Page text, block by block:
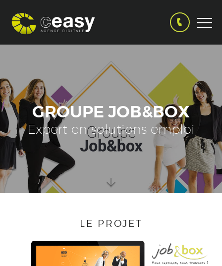
GROUPE JOB&BOX
Expert en solutions emploi
LE PROJET